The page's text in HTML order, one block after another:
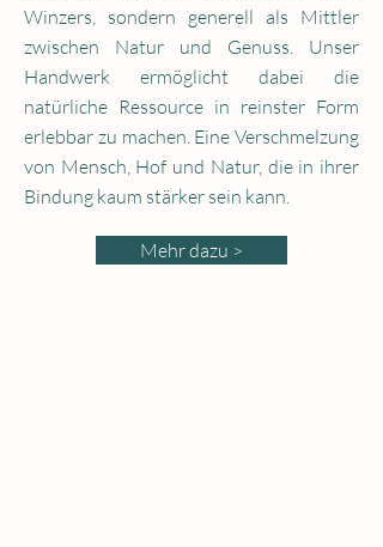
Winzers, sondern generell als Mittler
zwischen Natur und Genuss. Unser
Handwerk ermöglicht dabei die
natürliche Ressource in reinster Form
erlebbar zu machen. Eine Verschmelzung
von Mensch, Hof und Natur, die in ihrer
Bindung kaum stärker sein kann.
Mehr dazu >